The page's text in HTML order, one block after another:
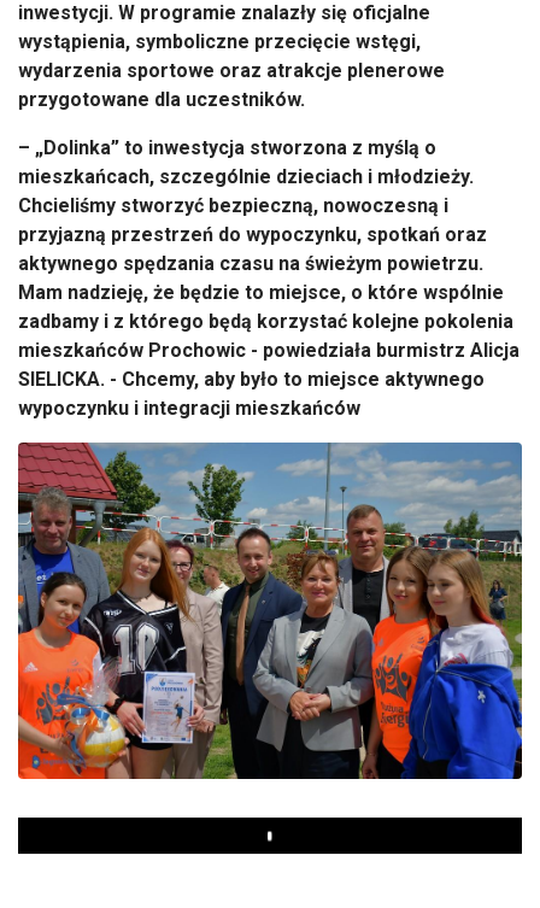
inwestycji. W programie znalazły się oficjalne
wystąpienia, symboliczne przecięcie wstęgi,
wydarzenia sportowe oraz atrakcje plenerowe
przygotowane dla uczestników.
– „Dolinka” to inwestycja stworzona z myślą o
mieszkańcach, szczególnie dzieciach i młodzieży.
Chcieliśmy stworzyć bezpieczną, nowoczesną i
przyjazną przestrzeń do wypoczynku, spotkań oraz
aktywnego spędzania czasu na świeżym powietrzu.
Mam nadzieję, że będzie to miejsce, o które wspólnie
zadbamy i z którego będą korzystać kolejne pokolenia
mieszkańców Prochowic - powiedziała burmistrz Alicja
SIELICKA. - Chcemy, aby było to miejsce aktywnego
wypoczynku i integracji mieszkańców
Play